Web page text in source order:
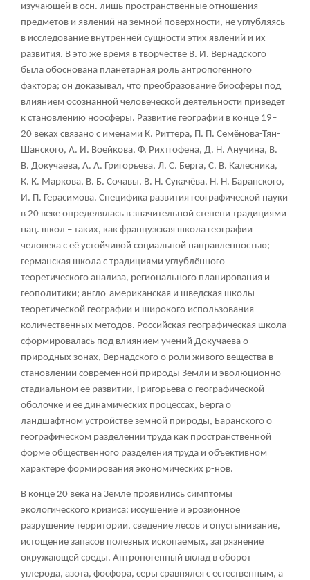
изучающей в осн. лишь пространственные отношения
предметов и явлений на земной поверхности, не углубляясь
в исследование внутренней сущности этих явлений и их
развития. В это же время в творчестве В. И. Вернадского
была обоснована планетарная роль антропогенного
фактора; он доказывал, что преобразование биосферы под
влиянием осознанной человеческой деятельности приведёт
к становлению ноосферы. Развитие географии в конце 19–
20 веках связано с именами К. Риттера, П. П. Семёнова-Тян-
Шанского, А. И. Воейкова, Ф. Рихтгофена, Д. Н. Анучина, В.
В. Докучаева, А. А. Григорьева, Л. С. Берга, С. В. Калесника,
К. К. Маркова, В. Б. Сочавы, В. Н. Сукачёва, Н. Н. Баранского,
И. П. Герасимова. Специфика развития географической науки
в 20 веке определялась в значительной степени традициями
нац. школ – таких, как французская школа географии
человека с её устойчивой социальной направленностью;
германская школа с традициями углублённого
теоретического анализа, регионального планирования и
геополитики; англо-американская и шведская школы
теоретической географии и широкого использования
количественных методов. Российская географическая школа
сформировалась под влиянием учений Докучаева о
природных зонах, Вернадского о роли живого вещества в
становлении современной природы Земли и эволюционно-
стадиальном её развитии, Григорьева о географической
оболочке и её динамических процессах, Берга о
ландшафтном устройстве земной природы, Баранского о
географическом разделении труда как пространственной
форме общественного разделения труда и объективном
характере формирования экономических р-нов.
В конце 20 века на Земле проявились симптомы
экологического кризиса: иссушение и эрозионное
разрушение территории, сведение лесов и опустынивание,
истощение запасов полезных ископаемых, загрязнение
окружающей среды. Антропогенный вклад в оборот
углерода, азота, фосфора, серы сравнялся с естественным, а